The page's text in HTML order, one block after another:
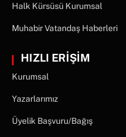
Halk Kürsüsü Kurumsal
Muhabir Vatandaş Haberleri
HIZLI ERİŞİM
Kurumsal
Yazarlarımız
Üyelik Başvuru/Bağış